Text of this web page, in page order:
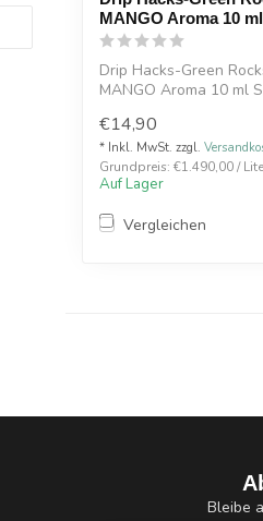
MANGO Aroma 10 ml
Drip Hacks-Green
MANGO Aroma 10 ml
€14,90
* Inkl. MwSt. zzgl.
Grundpreis: €1.490,00 /
Auf Lager
Vergleichen
Bleibe